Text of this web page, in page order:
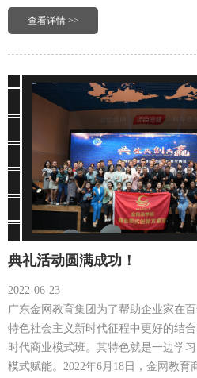
查看详情 >>
典礼活动圆满成功！
2022-06-23
广东金网教育集团为了帮助企业家在
特色社会主义新时代征程中更好的结
时代商业模式班。其特色就是一边学
模式赋能。2022年6月18日，金网教育